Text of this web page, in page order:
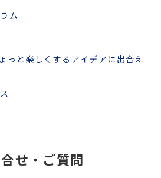
ム
と楽しくするアイデアに出合え
せ・ご質問